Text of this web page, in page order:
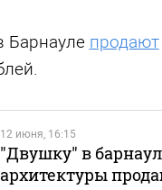
Барнауле продают
12 июня, 16:15
"Двушку" в
архитектуры